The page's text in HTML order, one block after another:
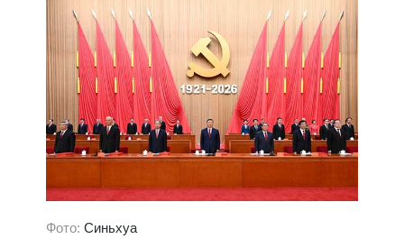
Фото: Синьхуа